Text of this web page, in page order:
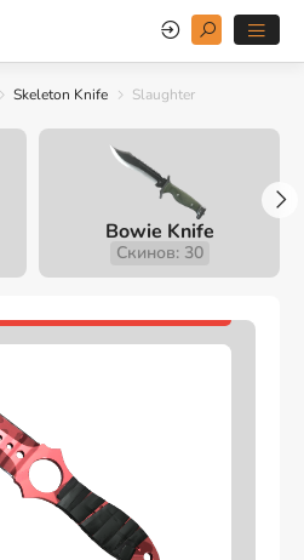
Skeleton Knife Slaughter
Bowie Knife
Скинов: 30